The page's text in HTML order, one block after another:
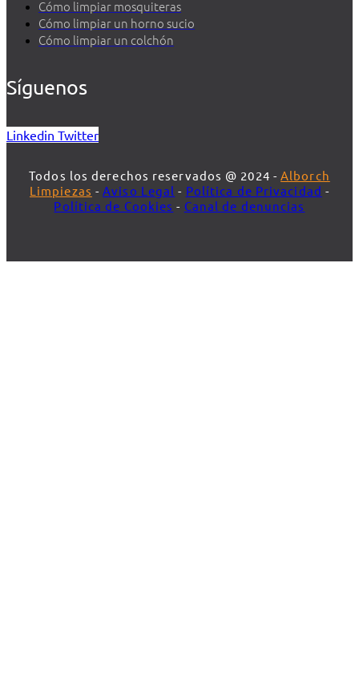
Cómo limpiar mosquiteras
Cómo limpiar un horno sucio
Cómo limpiar un colchón
Síguenos
Linkedin Twitter
Todos los derechos reservados @ 2024 -Alborch
Limpiezas -Aviso Legal - Política de Privacidad -
Política de Cookies - Canal de denuncias